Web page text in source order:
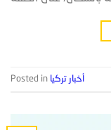
Posted in أخبار تركيا